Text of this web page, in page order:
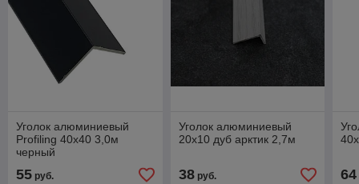
Уголок алюминиевый
Profiling 40х40 3,0м
черный
55 руб.
Уголок алюминиевый
20х10 дуб арктик 2,7м
38руб. 64